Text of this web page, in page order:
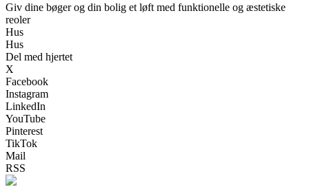
Giv dine bøger og din bolig et løft med funktionelle og æstetiske
reoler
Hus
Hus
Del med hjertet
X
Facebook
Instagram
LinkedIn
YouTube
Pinterest
TikTok
Mail
RSS